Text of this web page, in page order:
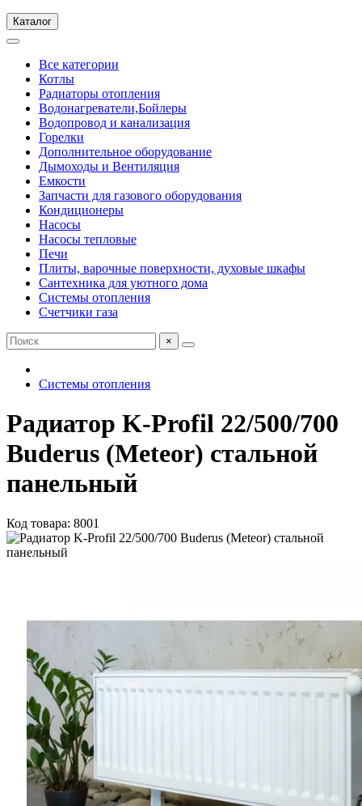
Каталог
Все категории
Котлы
Радиаторы отопления
Водонагреватели,Бойлеры
Водопровод и канализация
Горелки
Дополнительное оборудование
Дымоходы и Вентиляция
Емкости
Запчасти для газового оборудования
Кондиционеры
Насосы
Насосы тепловые
Печи
Плиты, варочные поверхности, духовые шкафы
Сантехника для уютного дома
Системы отопления
Счетчики газа
×
Системы отопления
Радиатор K-Profil 22/500/700
Buderus (Meteor) стальной
панельный
Код товара: 8001